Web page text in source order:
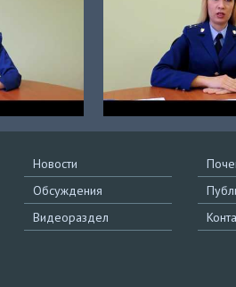
Новости
Обсуждения
Видеораздел